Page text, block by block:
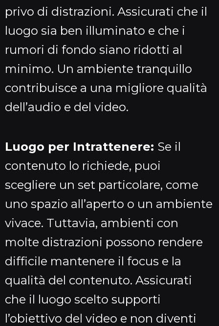
privo di distrazioni. Assicurati che il
luogo sia ben illuminato e che i
rumori di fondo siano ridotti al
minimo. Un ambiente tranquillo
contribuisce a una migliore qualità
dell’audio e del video.
Luogo per Intrattenere: Se il
contenuto lo richiede, puoi
scegliere un set particolare, come
uno spazio all’aperto o un ambiente
vivace. Tuttavia, ambienti con
molte distrazioni possono rendere
difficile mantenere il focus e la
qualità del contenuto. Assicurati
che il luogo scelto supporti
l’obiettivo del video e non diventi